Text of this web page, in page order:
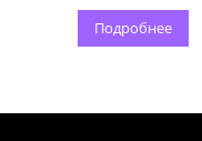
Подробнее